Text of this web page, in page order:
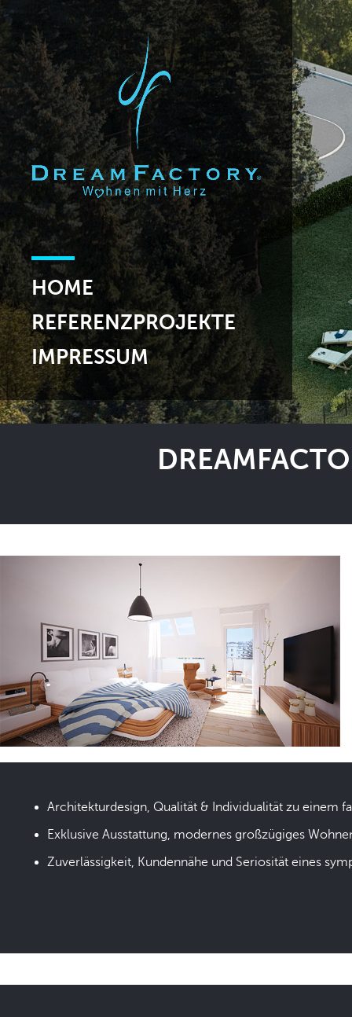
HOME
REFERENZPROJEKTE
IMPRESSUM
Architekturdesign, Qualität & Individualität zu einem
Exklusive Ausstattung, modernes großzügiges
Zuverlässigkeit, Kundennähe und Seriosität eines